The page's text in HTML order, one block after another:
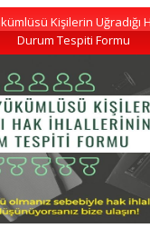
Kişilerin Uğradığı
Durum Tespiti Formu